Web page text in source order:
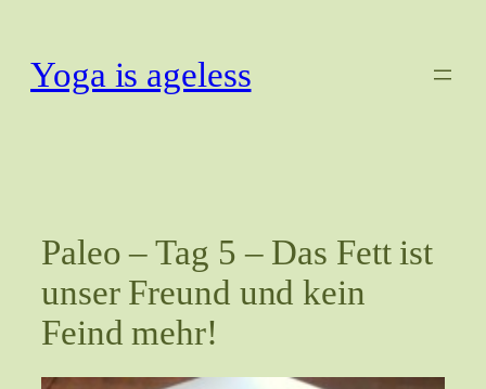
springen
Yoga is ageless
Paleo – Tag 5 – Das Fett ist
unser Freund und kein
Feind mehr!